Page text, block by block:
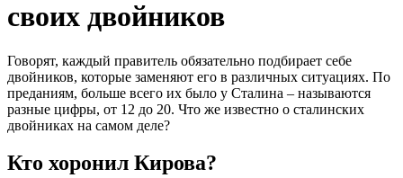
своих двойников
Говорят, каждый правитель обязательно подбирает себе
двойников, которые заменяют его в различных ситуациях. По
преданиям, больше всего их было у Сталина – называются
разные цифры, от 12 до 20. Что же известно о сталинских
двойниках на самом деле?
Кто хоронил Кирова?